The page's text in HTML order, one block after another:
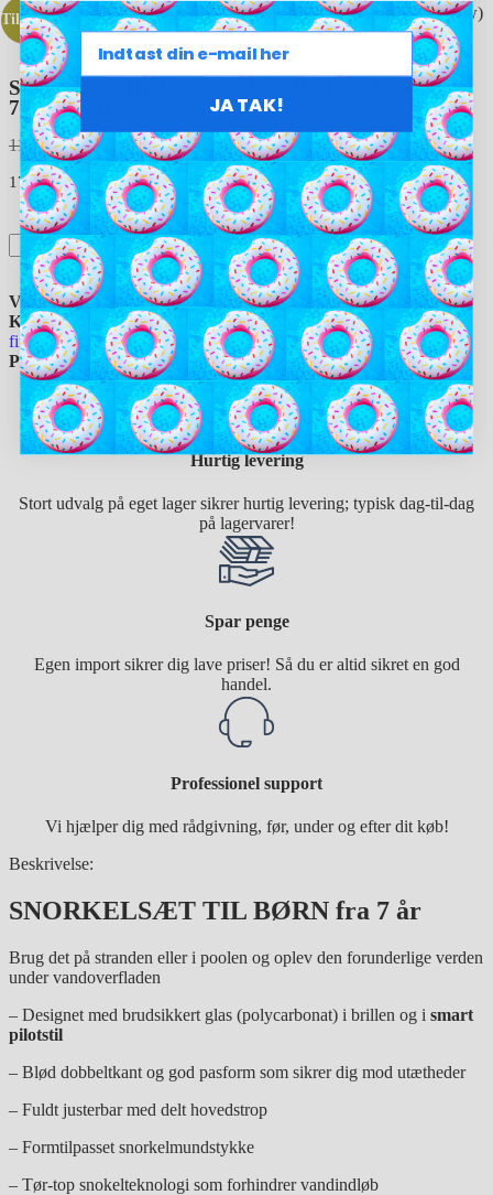
Tilbud!
Snorkelsæt ; Hydro-Swim EVER SEA SET til børn
7+ (Yellow)
115,00kr. 60,00kr.
17 på lager
Tilføj til kurv
Varenummer 24027_Yellow
Kategorier
Lagersalg - Gode tilbud!, Snorkel,Snorkel sæt og
finner,Svømmebriller Børn,swimoasen.dk
På lager 17 stk.Leveringstid 1-3 dage
Hurtig levering
Stort udvalg på eget lager sikrer hurtig levering; typisk dag-til-dag
på lagervarer!
Spar penge
Egen import sikrer dig lave priser! Så du er altid sikret en god
handel.
Professionel support
Vi hjælper dig med rådgivning, før, under og efter dit køb!
Beskrivelse:
SNORKELSÆT TIL BØRN fra 7 år
Brug det på stranden eller i poolen og oplev den forunderlige verden
under vandoverfladen
– Designet med brudsikkert glas (polycarbonat) i brillen og i smart
pilotstil
– Blød dobbeltkant og god pasform som sikrer dig mod utætheder
– Fuldt justerbar med delt hovedstrop
– Formtilpasset snorkelmundstykke
– Tør-top snokelteknologi som forhindrer vandindløb
JA TAK!